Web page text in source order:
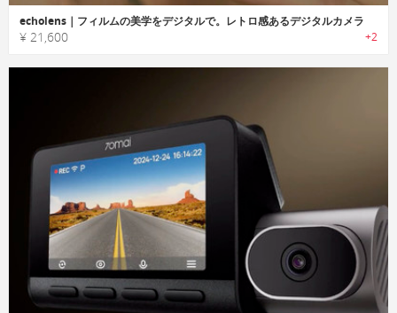
echolens｜フィルムの美学をデジタルで。レトロ感あるデジタルカメラ
¥ 21,600 +2